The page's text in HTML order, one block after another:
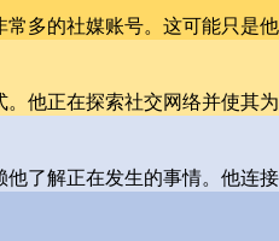
多的社媒账号。这可能只是
他正在探索社交网络并使其
了解正在发生的事情。他连